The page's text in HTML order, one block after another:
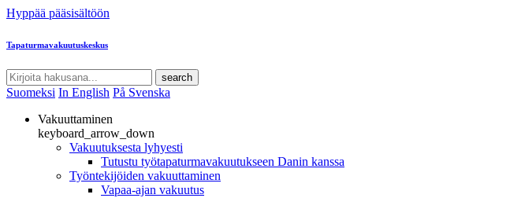
Hyppää pääsisältöön
Tapaturmavakuutuskeskus
search
Suomeksi In English På Svenska
Vakuuttaminen
keyboard_arrow_down
Vakuutuksesta lyhyesti
Tutustu työtapaturmavakuutukseen Danin kanssa
Työntekijöiden vakuuttaminen
Vapaa-ajan vakuutus